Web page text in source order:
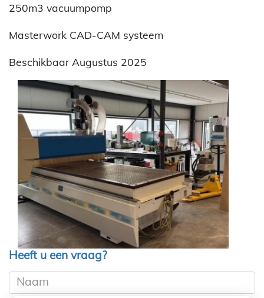
250m3 vacuumpomp
Masterwork CAD-CAM systeem
Beschikbaar Augustus 2025
Heeft u een vraag?
Naam